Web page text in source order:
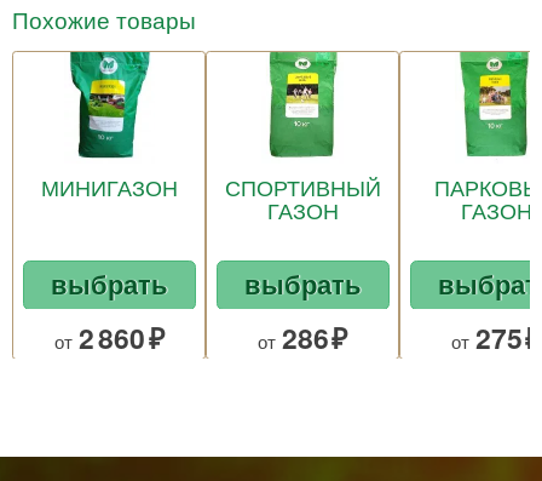
Похожие товары
МИНИГАЗОН
выбрать
от 2 860
СПОРТИВНЫЙ
ГАЗОН
выбрать
от 286
ГАЗОН
от 275